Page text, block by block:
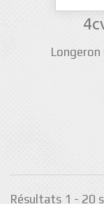
Résultats 1 - 20